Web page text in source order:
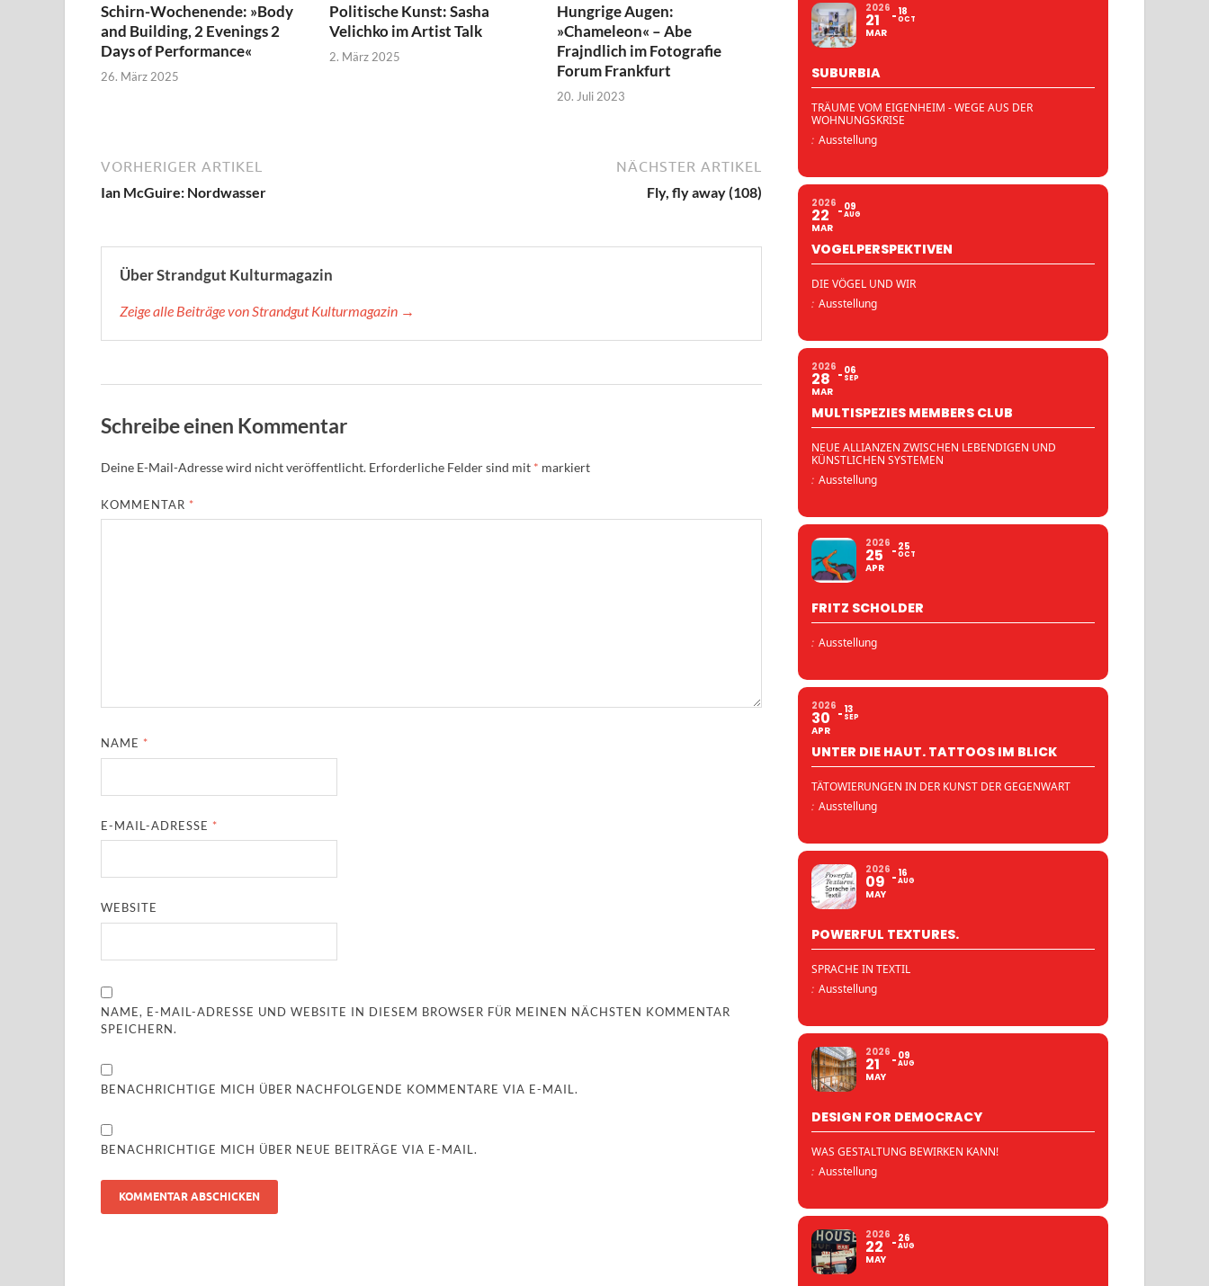
Schirn-Wochenende: »Body
and Building, 2 Evenings 2
Days of Performance«
26. März 2025
Politische Kunst: Sasha
Velichko im Artist Talk
2. März 2025
Hungrige Augen:
»Chameleon« – Abe
Frajndlich im Fotografie
Forum Frankfurt
20. Juli 2023
VORHERIGER ARTIKEL
Ian McGuire: Nordwasser
NÄCHSTER ARTIKEL
Fly, fly away (108)
Über Strandgut Kulturmagazin
Zeige alle Beiträge von Strandgut Kulturmagazin →
Schreibe einen Kommentar
Deine E-Mail-Adresse wird nicht veröffentlicht. Erforderliche Felder sind mit * markiert
KOMMENTAR *
NAME *
E-MAIL-ADRESSE *
WEBSITE
NAME, E-MAIL-ADRESSE UND WEBSITE IN DIESEM BROWSER FÜR MEINEN NÄCHSTEN KOMMENTAR
SPEICHERN.
BENACHRICHTIGE MICH ÜBER NACHFOLGENDE KOMMENTARE VIA E-MAIL.
BENACHRICHTIGE MICH ÜBER NEUE BEITRÄGE VIA E-MAIL.
2026
21
MAR
18
OCT
SUBURBIA
TRÄUME VOM EIGENHEIM - WEGE AUS DER
WOHNUNGSKRISE
: Ausstellung
2026
22
MAR
09
AUG
VOGELPERSPEKTIVEN
DIE VÖGEL UND WIR
: Ausstellung
2026
28
MAR
06
SEP
MULTISPEZIES MEMBERS CLUB
NEUE ALLIANZEN ZWISCHEN LEBENDIGEN UND
KÜNSTLICHEN SYSTEMEN
: Ausstellung
2026
25
APR
25
OCT
FRITZ SCHOLDER
: Ausstellung
2026
30
APR
13
SEP
UNTER DIE HAUT. TATTOOS IM BLICK
TÄTOWIERUNGEN IN DER KUNST DER GEGENWART
: Ausstellung
2026
09
MAY
16
AUG
POWERFUL TEXTURES.
SPRACHE IN TEXTIL
: Ausstellung
2026
21
MAY
09
AUG
DESIGN FOR DEMOCRACY
WAS GESTALTUNG BEWIRKEN KANN!
: Ausstellung
2026
22
MAY
26
AUG